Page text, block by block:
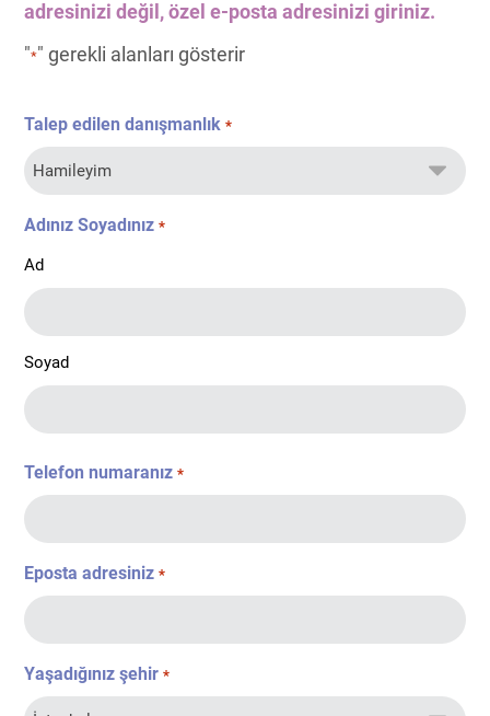
adresinizi değil, özel e-posta adresinizi giriniz.
"*" gerekli alanları gösterir
Talep edilen danışmanlık *
Adınız Soyadınız *
Ad
Soyad
Telefon numaranız *
Eposta adresiniz *
Yaşadığınız şehir *